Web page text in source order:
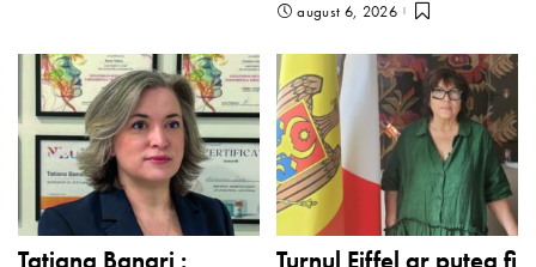
august 6, 2026
Tatiana Banari : Turnul Eiffel ar putea fi